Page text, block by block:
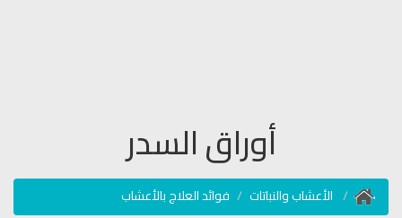
أوراق السدر
الأعشاب والنباتات فوائد العلاج بالأعشاب